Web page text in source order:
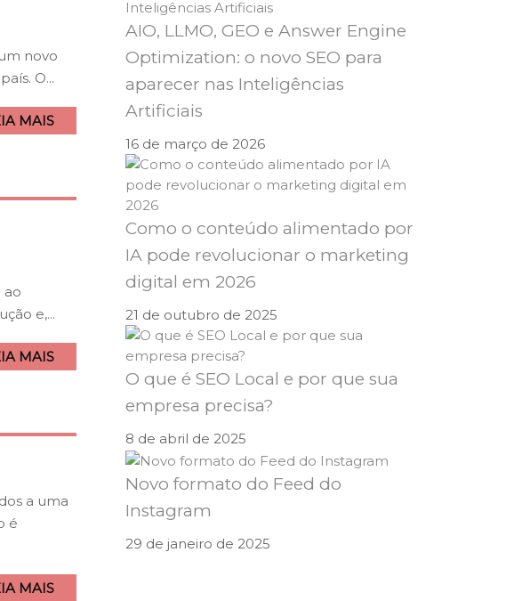
novo
O...
MAIS
ao
e,...
MAIS
a uma
é
MAIS
AIO, LLMO, GEO e Answer Engine
Optimization: o novo SEO para
aparecer nas Inteligências
Artificiais
16 de março de 2026
Como o conteúdo alimentado por
IA pode revolucionar o marketing
digital em 2026
21 de outubro de 2025
O que é SEO Local e por que sua
empresa precisa?
8 de abril de 2025
Novo formato do Feed do
Instagram
29 de janeiro de 2025